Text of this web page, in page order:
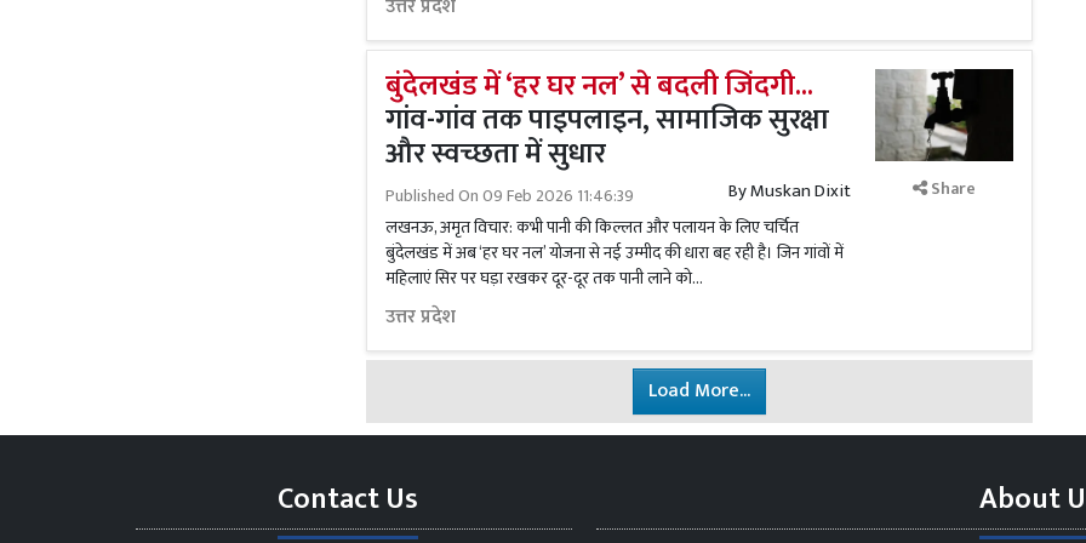
उत्तर प्रदेश
बुंदेलखंड में ‘हर घर नल’ से बदली जिंदगी...
गांव-गांव तक पाइपलाइन, सामाजिक सुरक्षा
और स्वच्छता में सुधार
Published On09 Feb 2026 11:46:39 ByMuskan Dixit
लखनऊ, अमृत विचार: कभी पानी की किल्लत और पलायन के लिए चर्चित
बुंदेलखंड में अब ‘हर घर नल’ योजना से नई उम्मीद की धारा बह रही है। जिन गांवों में
महिलाएं सिर पर घड़ा रखकर दूर-दूर तक पानी लाने को...
उत्तर प्रदेश
Share
Load More...
Contact Us About